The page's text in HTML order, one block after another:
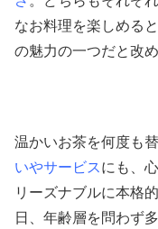
なお料理を楽しめる
の魅力の一つだと改
温かいお茶を何度も
いやサービスにも、
リーズナブルに本格
日、年齢層を問わず